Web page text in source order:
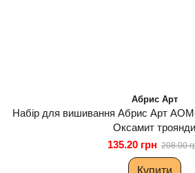
Абрис Арт
Набір для вишивання Абрис Арт АОМ-
Оксамит троянди
135.20 грн 208.00
Купити